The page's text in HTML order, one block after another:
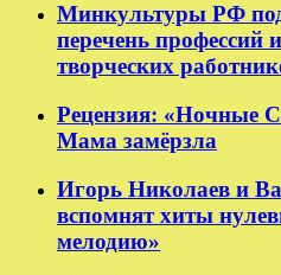
Минкультуры РФ
перечень профессий
творческих
Рецензия: «Ночные
Мама замёрзла
Игорь Николаев и
вспомнят хиты
мелодию»